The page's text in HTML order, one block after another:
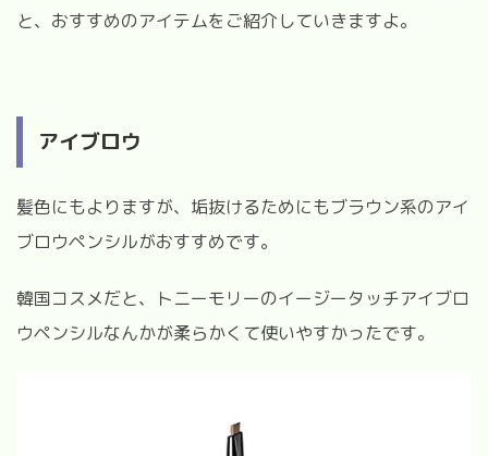
と、おすすめのアイテムをご紹介していきますよ。
アイブロウ
髪色にもよりますが、垢抜けるためにもブラウン系のアイ
ブロウペンシルがおすすめです。
韓国コスメだと、トニーモリーのイージータッチアイブロ
ウペンシルなんかが柔らかくて使いやすかったです。